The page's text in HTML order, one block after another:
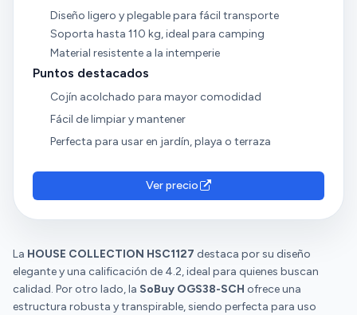
Diseño ligero y plegable para fácil transporte
Soporta hasta 110 kg, ideal para camping
Material resistente a la intemperie
Puntos destacados
Cojín acolchado para mayor comodidad
Fácil de limpiar y mantener
Perfecta para usar en jardín, playa o terraza
Ver precio
La HOUSE COLLECTION HSC1127 destaca por su diseño
elegante y una calificación de 4.2, ideal para quienes buscan
calidad. Por otro lado, la SoBuy OGS38-SCH ofrece una
estructura robusta y transpirable, siendo perfecta para uso